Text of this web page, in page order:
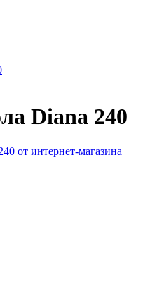
Diana 240